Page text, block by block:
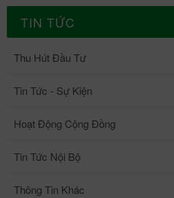
TIN TỨC
Thu Hút Đầu Tư
Tin Tức - Sự Kiện
Hoạt Động Cộng Đồng
Tin Tức Nội Bộ
Thông Tin Khác